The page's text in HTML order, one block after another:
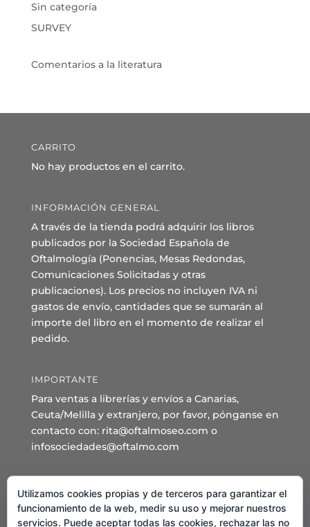
Sin categoría
SURVEY
Comentarios a la literatura
CARRITO
No hay productos en el carrito.
INFORMACIÓN GENERAL
A través de la tienda podrá adquirir los libros
publicados por la Sociedad Española de
Oftalmología (Ponencias, Mesas Redondas,
Comunicaciones Solicitadas y otras
publicaciones). Los precios no incluyen IVA ni
gastos de envío, cantidades que se sumarán al
importe del libro en el momento de realizar el
pedido.
IMPORTANTE
Para ventas a librerías y envíos a Canarias,
Ceuta/Melilla y extranjero, por favor, pónganse en
contacto con: rita@oftalmoseo.com o
infosociedades@oftalmo.com
Sede Administrativa y Secretaría General
C/ Arcipreste de Hita 14 – 1º Derecha.
28015 – Madrid
Utilizamos cookies propias y de terceros para garantizar el
funcionamiento de la web, medir su uso y mejorar nuestros
servicios. Puede aceptar todas las cookies, rechazar las no